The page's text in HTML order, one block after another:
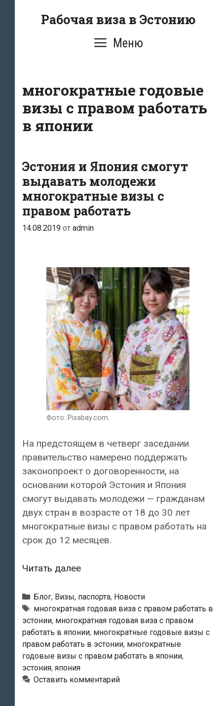
Рабочая виза в Эстонию
Меню
многократные годовые
визы с правом работать
в японии
Эстония и Япония смогут
выдавать молодежи
многократные визы с
правом работать
14.08.2019 от admin
Фото: Pixabay.com.
На предстоящем в четверг заседании
правительство намерено поддержать
законопроект о договоренности, на
основании которой Эстония и Япония
смогут выдавать молодежи — гражданам
двух стран в возрасте от 18 до 30 лет
многократные визы с правом работать на
срок до 12 месяцев.
Читать далееЭстония
Япония
смогут
выдавать
молодежи
многократные
с
Рубрики
Блог, Визы, паспорта, Новости
Метки
многократная годовая виза с правом работать в
эстонии, многократная годовая виза с правом
работать в японии, многократные годовые визы с
правом работать в эстонии, многократные
годовые визы с правом работать в японии,
эстония, япония
Оставить комментарий